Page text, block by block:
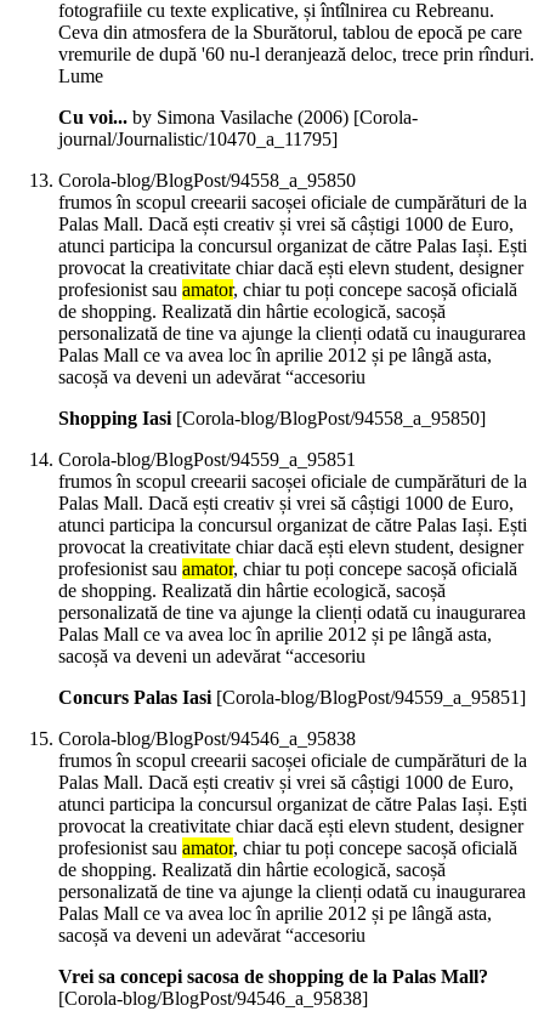
fotografiile cu texte explicative, și întîlnirea cu Rebreanu.
Ceva din atmosfera de la Sburătorul, tablou de epocă pe care
vremurile de după '60 nu-l deranjează deloc, trece prin rînduri.
Lume
Cu voi... by Simona Vasilache (2006) [Corola-
journal/Journalistic/10470_a_11795]
Corola-blog/BlogPost/94558_a_95850
frumos în scopul creearii sacoșei oficiale de cumpărături de la
Palas Mall. Dacă ești creativ și vrei să câștigi 1000 de Euro,
atunci participa la concursul organizat de către Palas Iași. Ești
provocat la creativitate chiar dacă ești elevn student, designer
profesionist sau amator, chiar tu poți concepe sacoșă oficială
de shopping. Realizată din hârtie ecologică, sacoșă
personalizată de tine va ajunge la clienți odată cu inaugurarea
Palas Mall ce va avea loc în aprilie 2012 și pe lângă asta,
sacoșă va deveni un adevărat “accesoriu
Shopping Iasi [Corola-blog/BlogPost/94558_a_95850]
Corola-blog/BlogPost/94559_a_95851
frumos în scopul creearii sacoșei oficiale de cumpărături de la
Palas Mall. Dacă ești creativ și vrei să câștigi 1000 de Euro,
atunci participa la concursul organizat de către Palas Iași. Ești
provocat la creativitate chiar dacă ești elevn student, designer
profesionist sau amator, chiar tu poți concepe sacoșă oficială
de shopping. Realizată din hârtie ecologică, sacoșă
personalizată de tine va ajunge la clienți odată cu inaugurarea
Palas Mall ce va avea loc în aprilie 2012 și pe lângă asta,
sacoșă va deveni un adevărat “accesoriu
Concurs Palas Iasi [Corola-blog/BlogPost/94559_a_95851]
Corola-blog/BlogPost/94546_a_95838
frumos în scopul creearii sacoșei oficiale de cumpărături de la
Palas Mall. Dacă ești creativ și vrei să câștigi 1000 de Euro,
atunci participa la concursul organizat de către Palas Iași. Ești
provocat la creativitate chiar dacă ești elevn student, designer
profesionist sau amator, chiar tu poți concepe sacoșă oficială
de shopping. Realizată din hârtie ecologică, sacoșă
personalizată de tine va ajunge la clienți odată cu inaugurarea
Palas Mall ce va avea loc în aprilie 2012 și pe lângă asta,
sacoșă va deveni un adevărat “accesoriu
Vrei sa concepi sacosa de shopping de la Palas Mall?
[Corola-blog/BlogPost/94546_a_95838]